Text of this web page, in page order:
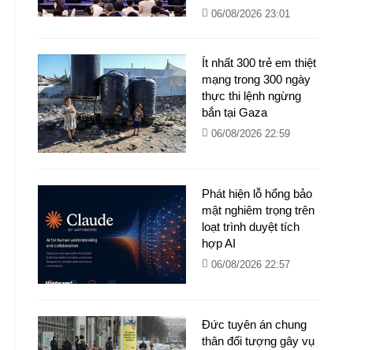
06/08/2026 23:01
Ít nhất 300 trẻ em thiệt
mạng trong 300 ngày
thực thi lệnh ngừng
bắn tại Gaza
06/08/2026 22:59
Phát hiện lỗ hổng bảo
mật nghiêm trọng trên
loạt trình duyệt tích
hợp AI
06/08/2026 22:57
Đức tuyên án chung
thân đối tượng gây vụ